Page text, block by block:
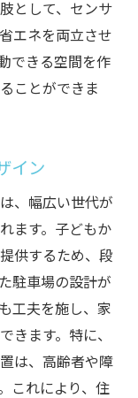
として、センサ
エネを両立させ
できる空間を作
ことができま
イン
、幅広い世代が
ます。子どもか
供するため、段
駐車場の設計が
工夫を施し、家
きます。特に、
は、高齢者や障
これにより、住